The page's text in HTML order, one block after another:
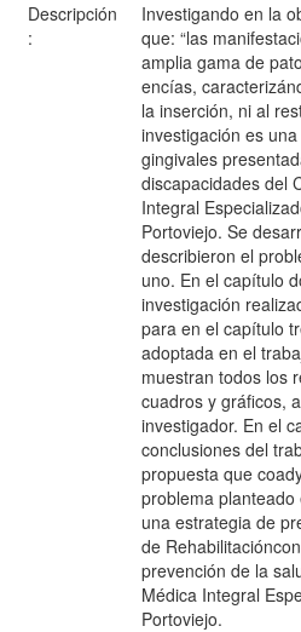
Descripción
:
Investigando en la
que: “las
amplia gama de
encías,
la inserción, ni al
investigación es
gingivales
discapacidades del
Integral
Portoviejo. Se
describieron el
uno. En el capítulo
investigación
para en el capítulo
adoptada en el
muestran todos los
cuadros y gráficos,
investigador. En el
conclusiones del
propuesta que
problema
una estrategia de
de
prevención de la
Médica Integral
Portoviejo.